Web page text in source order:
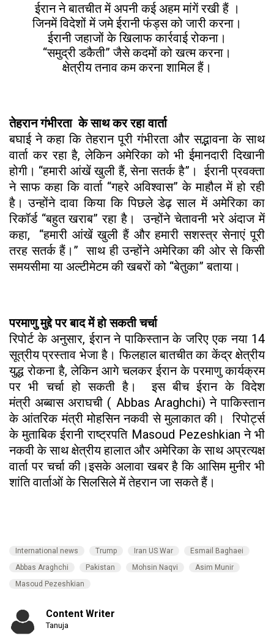
ईरान ने बातचीत में अपनी कई अहम मांगें रखी हैं ।
जिनमें विदेशों में जमे ईरानी फंड्स को जारी करना।
ईरानी जहाजों के खिलाफ कार्रवाई रोकना।
“समुद्री डकैती” जैसे कदमों को खत्म करना।
क्षेत्रीय तनाव कम करना शामिल हैं।
तेहरान गंभीरता के साथ कर रहा वार्ता
बघाई ने कहा कि तेहरान पूरी गंभीरता और सद्भावना के साथ
वार्ता कर रहा है, लेकिन अमेरिका को भी ईमानदारी दिखानी
होगी। “हमारी आंखें खुली हैं, सेना सतर्क है”। ईरानी प्रवक्ता
ने साफ कहा कि वार्ता “गहरे अविश्वास” के माहौल में हो रही
है। उन्होंने दावा किया कि पिछले डेढ़ साल में अमेरिका का
रिकॉर्ड “बहुत खराब” रहा है। उन्होंने चेतावनी भरे अंदाज में
कहा, “हमारी आंखें खुली हैं और हमारी सशस्त्र सेनाएं पूरी
तरह सतर्क हैं।” साथ ही उन्होंने अमेरिका की ओर से किसी
समयसीमा या अल्टीमेटम की खबरों को “बेतुका” बताया।
परमाणु मुद्दे पर बाद में हो सकती चर्चा
रिपोर्ट के अनुसार, ईरान ने पाकिस्तान के जरिए एक नया 14
सूत्रीय प्रस्ताव भेजा है। फिलहाल बातचीत का केंद्र क्षेत्रीय
युद्ध रोकना है, लेकिन आगे चलकर ईरान के परमाणु कार्यक्रम
पर भी चर्चा हो सकती है। इस बीच ईरान के विदेश
मंत्री अब्बास अराघची ( Abbas Araghchi) ने पाकिस्तान
के आंतरिक मंत्री मोहसिन नकवी से मुलाकात की। रिपोर्ट्स
के मुताबिक ईरानी राष्ट्रपति Masoud Pezeshkian ने भी
नकवी के साथ क्षेत्रीय हालात और अमेरिका के साथ अप्रत्यक्ष
वार्ता पर चर्चा की।इसके अलावा खबर है कि आसिम मुनीर भी
शांति वार्ताओं के सिलसिले में तेहरान जा सकते हैं।
International news Trump Iran US War
Esmail Baghaei
Abbas Araghchi
Pakistan Mohsin Naqvi
Asim Munir
Masoud Pezeshkian
Content Writer
Tanuja